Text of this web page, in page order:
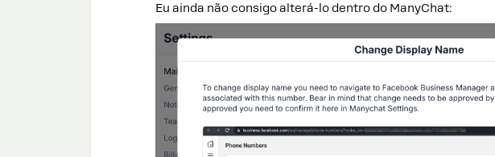
Eu ainda não consigo alterá-lo dentro do ManyChat: